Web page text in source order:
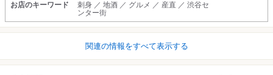
お店のキーワード
刺身 ／ 地酒 ／ グルメ ／ 産直 ／ 渋谷セ
ンター街
関連の情報をすべて表示する